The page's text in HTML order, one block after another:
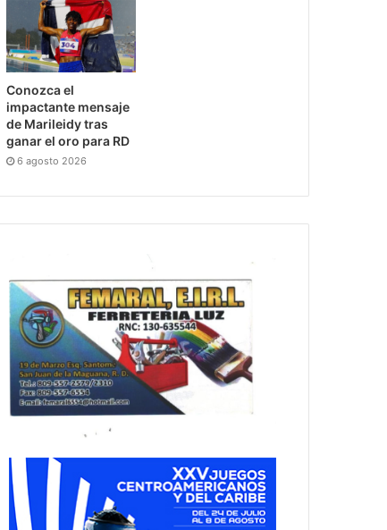
Conozca el
impactante mensaje
de Marileidy tras
ganar el oro para RD
6 agosto 2026